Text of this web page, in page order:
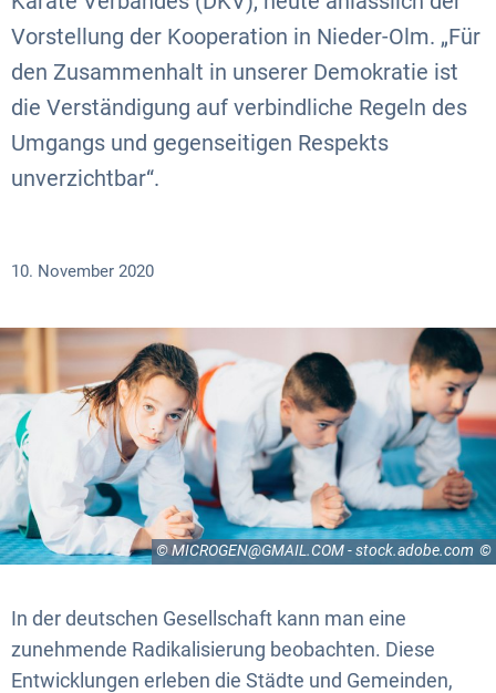
Vorstellung der Kooperation in Nieder-Olm. „Für
den Zusammenhalt in unserer Demokratie ist
die Verständigung auf verbindliche Regeln des
Umgangs und gegenseitigen Respekts
unverzichtbar“.
10. November 2020
© MICROGEN@GMAIL.COM - stock.adobe.com
In der deutschen Gesellschaft kann man eine
zunehmende Radikalisierung beobachten. Diese
Entwicklungen erleben die Städte und Gemeinden,